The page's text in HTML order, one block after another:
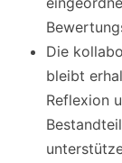
Die
bleibt
Reflexion